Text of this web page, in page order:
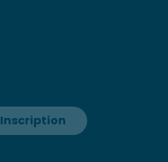
Inscription